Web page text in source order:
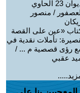
ديوان 23 الحاوي
/ منصور
«عين على القصة
تأملات نقدية في
رؤى قصصية م ... /
عقبي